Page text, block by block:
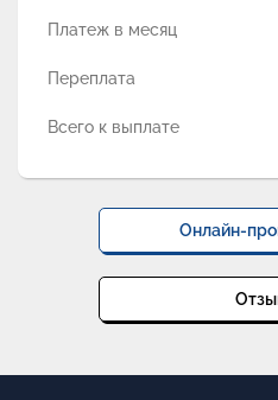
Платеж в месяц
Переплата
Всего к выплате
Онлайн-